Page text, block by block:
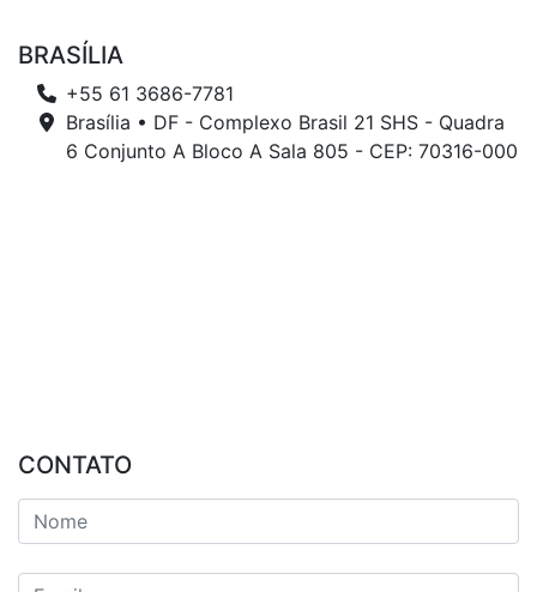
BRASÍLIA
+55 61 3686-7781
Brasília • DF - Complexo Brasil 21 SHS - Quadra
6 Conjunto A Bloco A Sala 805 - CEP: 70316-000
CONTATO